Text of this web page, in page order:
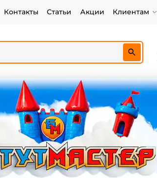
Контакты Статьи Акции Клиентам